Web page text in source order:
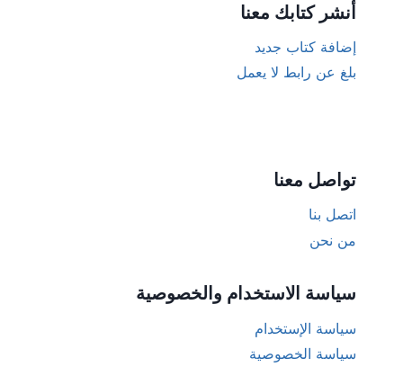
أنشر كتابك معنا
إضافة كتاب جديد
بلغ عن رابط لا يعمل
تواصل معنا
اتصل بنا
من نحن
سياسة الاستخدام والخصوصية
سياسة الإستخدام
سياسة الخصوصية